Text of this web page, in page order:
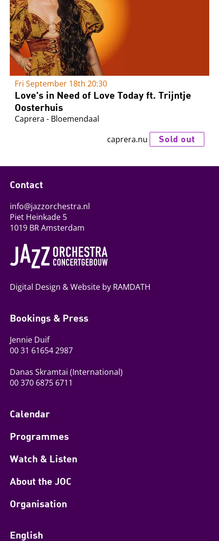
Fri September 18th 20:30
Love's in Need of Love Today ft. Trijntje
Oosterhuis
Caprera - Bloemendaal
caprera.nu
Sold out
Contact
info@jazzorchestra.nl
Piet Heinkade 5
1019 BR Amsterdam
Digital Design & Website by RAMDATH
Bookings & Press
Jennie Duif
00 31 61654 2987
Danas Skramtai (International)
00 370 6875 6711
Calendar
Programmes
Watch & Listen
About the JOC
Organisation
English